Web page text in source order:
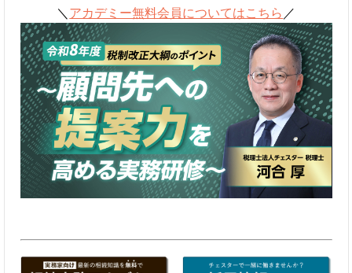
＼ アカデミー無料会員についてはこちら ／